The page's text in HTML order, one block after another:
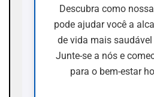
Descubra como
pode ajudar você a
de vida mais
Junte-se a nós e
para o bem-estar